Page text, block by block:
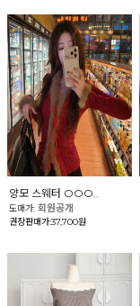
양모 스웨터 OOO..
도매가: 회원공개
권장판매가:37,700원